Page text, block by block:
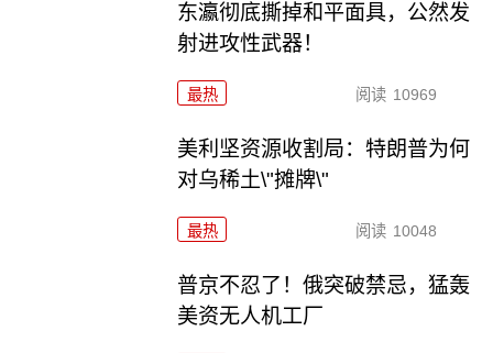
东瀛彻底撕掉和平面具，公然发
射进攻性武器！
最热 阅读 10969
美利坚资源收割局：特朗普为何
对乌稀土\"摊牌\"
最热 阅读 10048
普京不忍了！俄突破禁忌，猛轰
美资无人机工厂